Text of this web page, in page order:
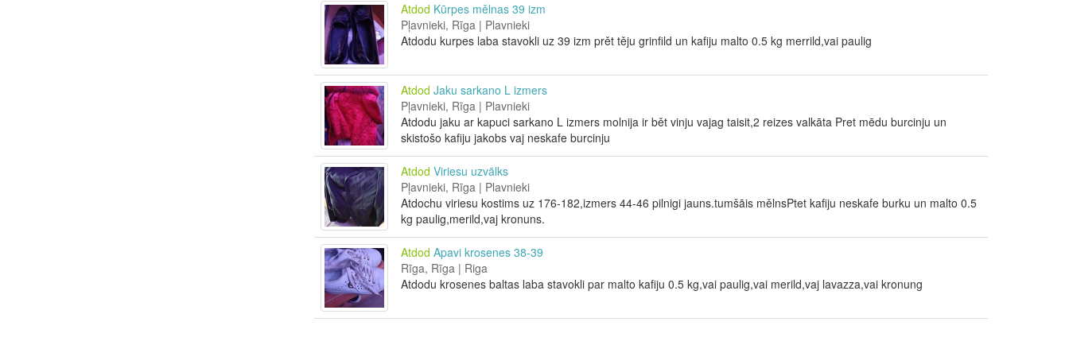
Atdod Kūrpes mělnas 39 izm
Pļavnieki, Rīga | Plavnieki
Atdodu kurpes laba stavokli uz 39 izm prět těju grinfild un kafiju malto 0.5 kg merrild,vai paulig
Atdod Jaku sarkano L izmers
Pļavnieki, Rīga | Plavnieki
Atdodu jaku ar kapuci sarkano L izmers molnija ir bět vinju vajag taisit,2 reizes valkāta Pret mēdu burcinju un
skistošo kafiju jakobs vaj neskafe burcinju
Atdod Viriesu uzvālks
Pļavnieki, Rīga | Plavnieki
Atdochu viriesu kostims uz 176-182,izmers 44-46 pilnigi jauns.tumšāis mělnsPtet kafiju neskafe burku un malto 0.5
kg paulig,merild,vaj kronuns.
Atdod Apavi krosenes 38-39
Rīga, Rīga | Riga
Atdodu krosenes baltas laba stavokli par malto kafiju 0.5 kg,vai paulig,vai merild,vaj lavazza,vai kronung